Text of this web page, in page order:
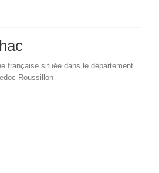
française située dans le département
Roussillon